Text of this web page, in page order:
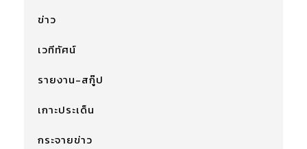
ข่าว
เวทีทัศน์
รายงาน-สกู๊ป
เกาะประเด็น
กระจายข่าว